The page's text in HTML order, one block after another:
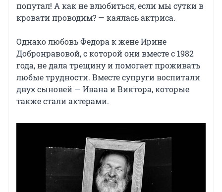
попутал! А как не влюбиться, если мы сутки в
кровати проводим? — каялась актриса.
Однако любовь Федора к жене Ирине
Добронравовой, с которой они вместе с 1982
года, не дала трещину и помогает проживать
любые трудности. Вместе супруги воспитали
двух сыновей — Ивана и Виктора, которые
также стали актерами.